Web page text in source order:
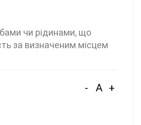
чи рідинами, що
за визначеним місцем
- A +